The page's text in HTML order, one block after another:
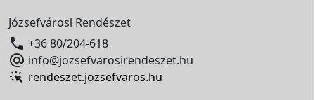
Józsefvárosi Rendészet
 +36 80/204-618
 info@jozsefvarosirendeszet.hu
rendeszet.jozsefvaros.hu